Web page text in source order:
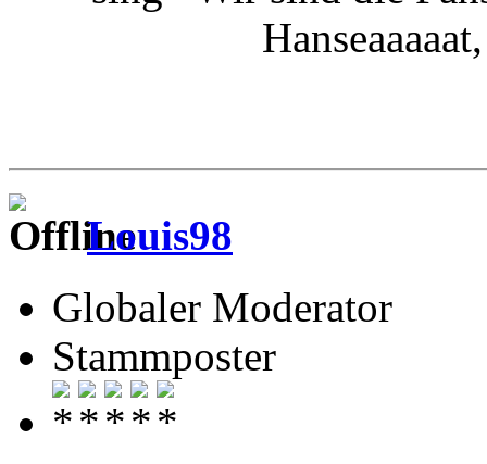
Louis98
Globaler Moderator
Stammposter